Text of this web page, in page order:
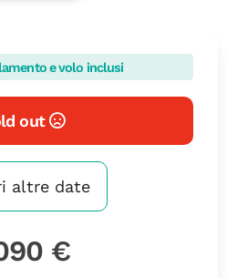
e volo inclusi
out
altre date
€